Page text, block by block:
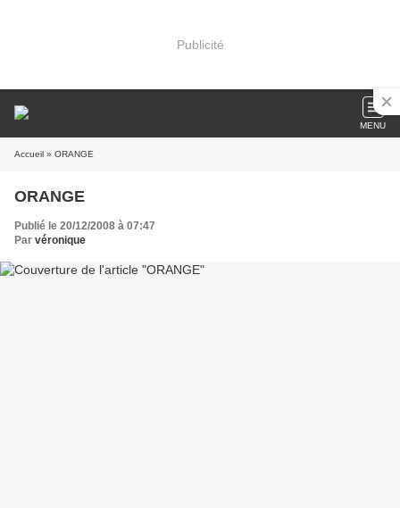
Publicité
MENU
Accueil » ORANGE
ORANGE
Publié le 20/12/2008 à 07:47
Par véronique